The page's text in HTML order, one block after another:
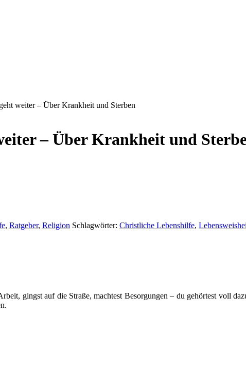
weiter – Über Krankheit und Sterben
– Über Krankheit und
, Ratgeber, Religion Schlagwörter: Christliche Lebenshilfe,
gingst auf die Straße, machtest Besorgungen – du gehörtest voll